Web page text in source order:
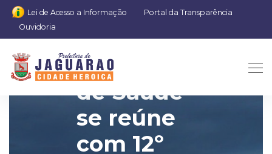
Lei de Acesso a Informação
Portal da Transparência
Ouvidoria
Secretário
de Saúde
se reúne
com 12º